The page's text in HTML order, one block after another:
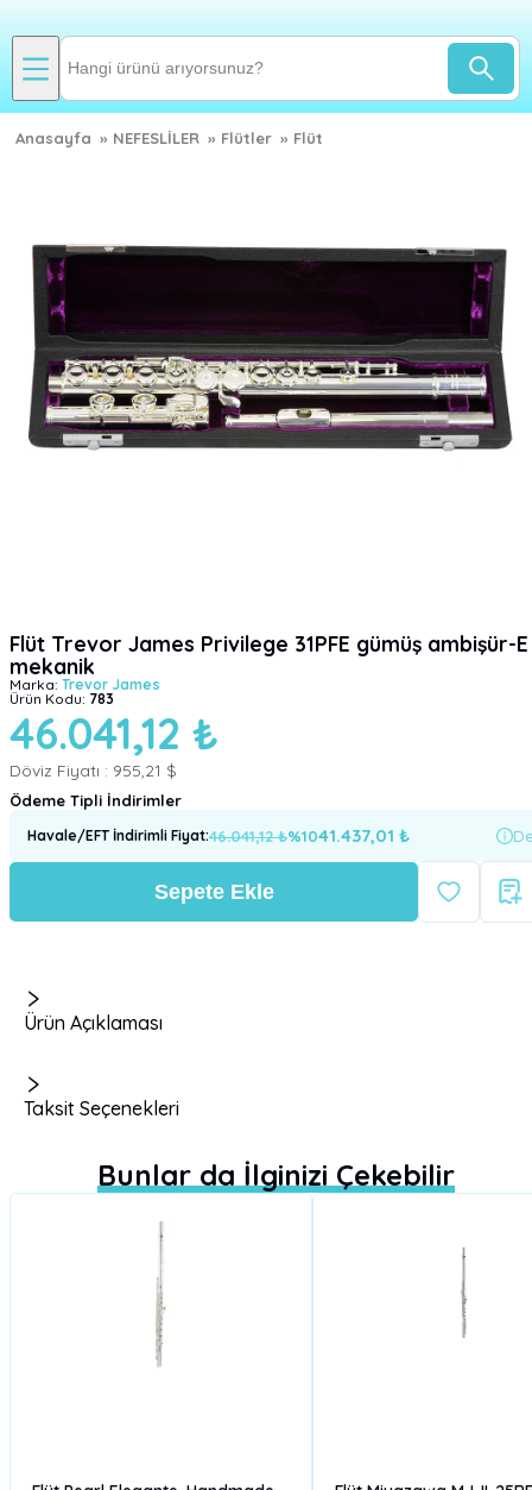
Anasayfa » NEFESLİLER » Flütler » Flüt
Flüt Trevor James Privilege 31PFE gümüş ambişür-E
mekanik
Marka: Trevor James
Ürün Kodu: 783
46.041,12 ₺
Döviz Fiyatı : 955,21 $
Ödeme Tipli İndirimler
Havale/EFT İndirimli Fiyat:46.041,12₺%1041.437,01 ₺
Sepete Ekle
Ürün Açıklaması
Taksit Seçenekleri
Bunlar da İlginizi Çekebilir